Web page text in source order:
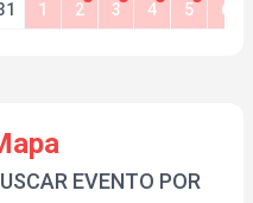
1 2 3 4 5 6
EVENTO POR